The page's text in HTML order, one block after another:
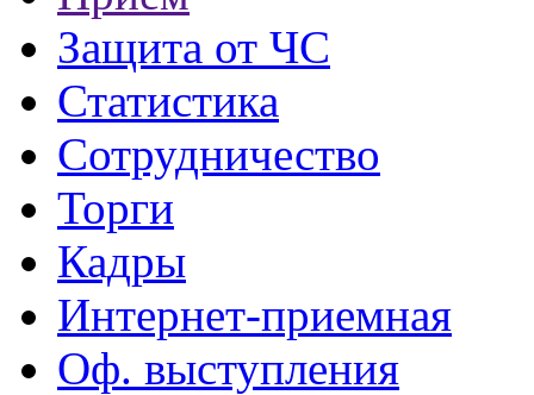
Защита от ЧС
Статистика
Сотрудничество
Торги
Кадры
Интернет-приемная
Оф. выступления